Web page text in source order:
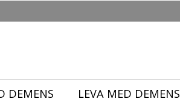
DEMENS LEVA MED DEMENS